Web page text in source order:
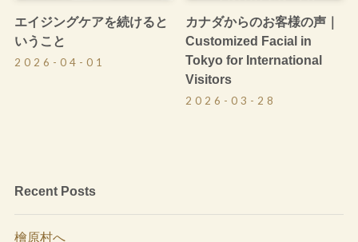
エイジングケアを続けると
いうこと
2026-04-01
カナダからのお客様の声｜
Customized Facial in
Tokyo for International
Visitors
2026-03-28
Recent Posts
檜原村へ